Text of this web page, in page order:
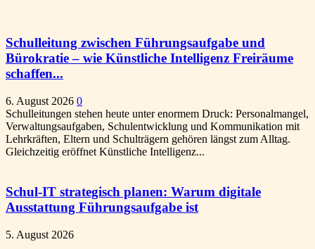
Schulleitung zwischen Führungsaufgabe und
Bürokratie – wie Künstliche Intelligenz Freiräume
schaffen...
6. August 2026 0
Schulleitungen stehen heute unter enormem Druck: Personalmangel,
Verwaltungsaufgaben, Schulentwicklung und Kommunikation mit
Lehrkräften, Eltern und Schulträgern gehören längst zum Alltag.
Gleichzeitig eröffnet Künstliche Intelligenz...
Schul-IT strategisch planen: Warum digitale
Ausstattung Führungsaufgabe ist
5. August 2026